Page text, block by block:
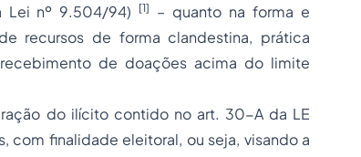
Lei nº 9.504/94)
[1]
– quanto na forma e
recursos de forma clandestina, prática
de doações acima do limite
do ilícito contido no art. 30-A da LE
com finalidade eleitoral, ou seja, visando a